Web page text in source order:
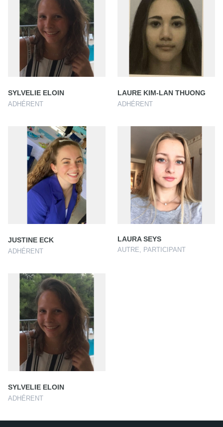
SYLVELIE ELOIN
ADHÉRENT
LAURE KIM-LAN THUONG
ADHÉRENT
JUSTINE ECK
ADHÉRENT
LAURA SEYS
AUTRE, PARTICIPANT
SYLVELIE ELOIN
ADHÉRENT